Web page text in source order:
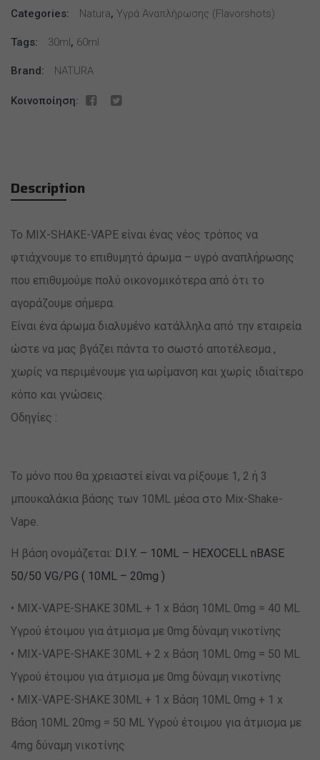
*
quantity
Categories: Natura, Υγρά Αναπλήρωσης (flavorshots)
Tags: 30ml, 60ml
Brand: NATURA
Κοινοποίηση:
Description
Το MIX-SHAKE-VAPE είναι ένας νέος τρόπος να
φτιάχνουμε το επιθυμητό άρωμα – υγρό αναπλήρωσης
που επιθυμούμε πολύ οικονομικότερα από ότι το
αγοράζουμε σήμερα.
Είναι ένα άρωμα διαλυμένο κατάλληλα από την εταιρεία
ώστε να μας βγάζει πάντα το σωστό αποτέλεσμα ,
χωρίς να περιμένουμε για ωρίμανση και χωρίς ιδιαίτερο
κόπο και γνώσεις.
Οδηγίες :
Το μόνο που θα χρειαστεί είναι να ρίξουμε 1, 2 ή 3
μπουκαλάκια βάσης των 10ML μέσα στο Mix-Shake-
Vape.
Η βάση ονομάζεται: D.I.Y. – 10ML – HEXOCELL nBASE
50/50 VG/PG ( 10ML – 20mg )
• MIX-VAPE-SHAKE 30ML + 1 x Βάση 10ML 0mg = 40 ML
Υγρού έτοιμου για άτμισμα με 0mg δύναμη νικοτίνης
• MIX-VAPE-SHAKE 30ML + 2 x Βάση 10ML 0mg = 50 ML
Υγρού έτοιμου για άτμισμα με 0mg δύναμη νικοτίνης
• MIX-VAPE-SHAKE 30ML + 1 x Βάση 10ML 0mg + 1 x
Βάση 10ML 20mg = 50 ML Υγρού έτοιμου για άτμισμα με
4mg δύναμη νικοτίνης